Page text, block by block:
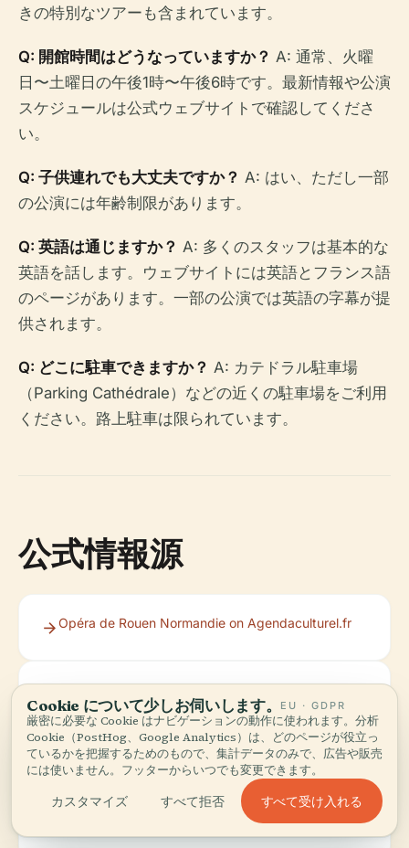
きの特別なツアーも含まれています。
Q: 開館時間はどうなっていますか？ A: 通常、火曜
日〜土曜日の午後1時〜午後6時です。最新情報や公演
スケジュールは公式ウェブサイトで確認してくださ
い。
Q: 子供連れでも大丈夫ですか？ A: はい、ただし一部
の公演には年齢制限があります。
Q: 英語は通じますか？ A: 多くのスタッフは基本的な
英語を話します。ウェブサイトには英語とフランス語
のページがあります。一部の公演では英語の字幕が提
供されます。
Q: どこに駐車できますか？ A: カテドラル駐車場
（Parking Cathédrale）などの近くの駐車場をご利用
ください。路上駐車は限られています。
公式情報源
Opéra de Rouen Normandie on Agendaculturel.fr
Official Opéra de Rouen Normandie Website
Opéra de Rouen Normandie Main Website
Rouen Opera House on Wikipedia
Cookie について少しお伺いします。 EU · GDPR
厳密に必要な Cookie はナビゲーションの動作に使われます。分析
Cookie（PostHog、Google Analytics）は、どのページが役立っ
ているかを把握するためのもので、集計データのみで、広告や販売
には使いません。フッターからいつでも変更できます。
カスタマイズ すべて拒否 すべて受け入れる